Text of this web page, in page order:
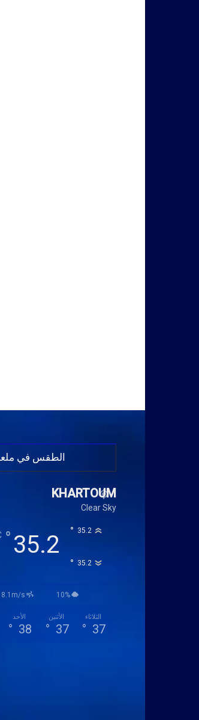
الطقس في
KHARTOUM
Clear Sky
35.2
° 35.2
°
35.2
°
8.1m/s 10%
الأحد
38
°
الأثنين
37
°
الثلاثاء
37
°